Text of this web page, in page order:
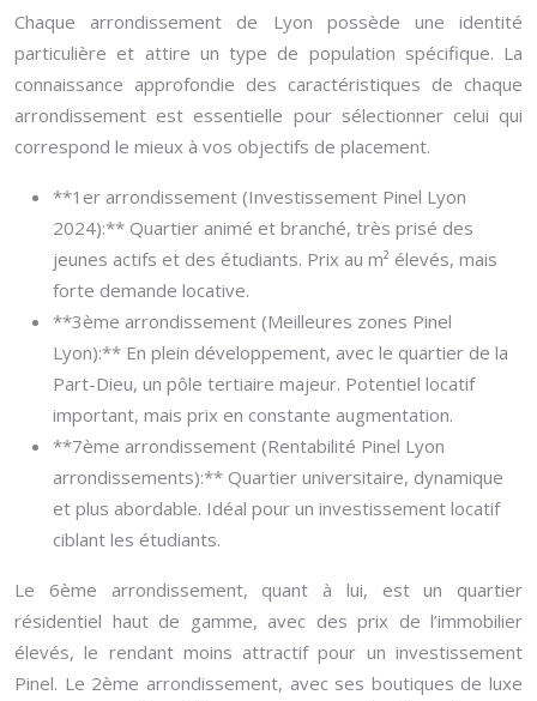
Chaque arrondissement de Lyon possède une identité
particulière et attire un type de population spécifique. La
connaissance approfondie des caractéristiques de chaque
arrondissement est essentielle pour sélectionner celui qui
correspond le mieux à vos objectifs de placement.
**1er arrondissement (Investissement Pinel Lyon
2024):** Quartier animé et branché, très prisé des
jeunes actifs et des étudiants. Prix au m² élevés, mais
forte demande locative.
**3ème arrondissement (Meilleures zones Pinel
Lyon):** En plein développement, avec le quartier de la
Part-Dieu, un pôle tertiaire majeur. Potentiel locatif
important, mais prix en constante augmentation.
**7ème arrondissement (Rentabilité Pinel Lyon
arrondissements):** Quartier universitaire, dynamique
et plus abordable. Idéal pour un investissement locatif
ciblant les étudiants.
Le 6ème arrondissement, quant à lui, est un quartier
résidentiel haut de gamme, avec des prix de l’immobilier
élevés, le rendant moins attractif pour un investissement
Pinel. Le 2ème arrondissement, avec ses boutiques de luxe